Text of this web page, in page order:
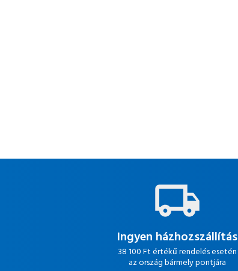
Ingyen házhozszállítás
38 100 Ft értékű rendelés esetén
az ország bármely pontjára